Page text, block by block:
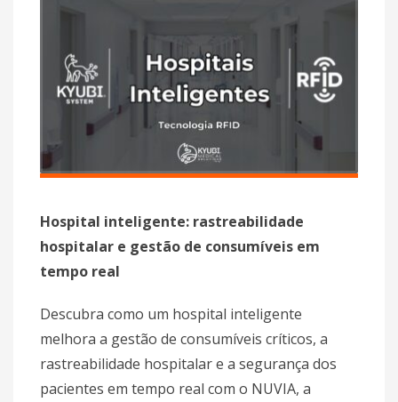
Hospital inteligente: rastreabilidade
hospitalar e gestão de consumíveis em
tempo real
Descubra como um hospital inteligente
melhora a gestão de consumíveis críticos, a
rastreabilidade hospitalar e a segurança dos
pacientes em tempo real com o NUVIA, a